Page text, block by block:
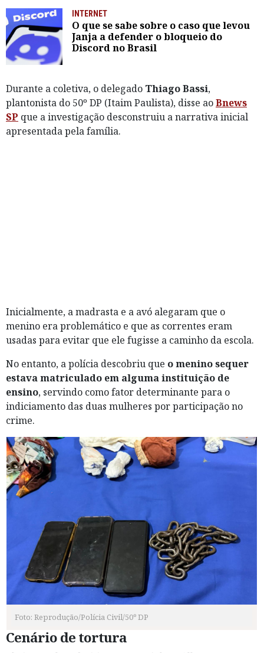
INTERNET
O que se sabe sobre o caso que levou
Janja a defender o bloqueio do
Discord no Brasil
Durante a coletiva, o delegado Thiago Bassi,
plantonista do 50º DP (Itaim Paulista), disse aoBnews
SP que a investigação desconstruiu a narrativa inicial
apresentada pela família.
Inicialmente, a madrasta e a avó alegaram que o
menino era problemático e que as correntes eram
usadas para evitar que ele fugisse a caminho da escola.
No entanto, a polícia descobriu que o menino sequer
estava matriculado em alguma instituição de
ensino, servindo como fator determinante para o
indiciamento das duas mulheres por participação no
crime.
Foto: Reprodução/Polícia Civil/50º DP
Cenário de tortura